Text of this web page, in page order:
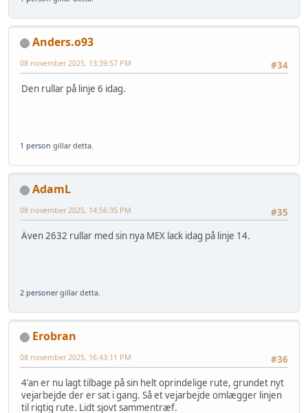
Anders.o93
#34
08 november 2025, 13:39:57 PM
Den rullar på linje 6 idag.
1 person gillar detta.
AdamL
#35
08 november 2025, 14:56:35 PM
Även 2632 rullar med sin nya MEX lack idag på linje 14.
2 personergillar detta.
Erobran
#36
08 november 2025, 16:43:11 PM
4'an er nu lagt tilbage på sin helt oprindelige rute, grundet nyt
vejarbejde der er sat i gang. Så et vejarbejde omlægger linjen
til rigtig rute. Lidt sjovt sammentræf.